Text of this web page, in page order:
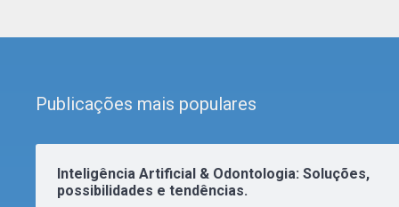
Publicações mais populares
Inteligência Artificial & Odontologia: Soluções,
possibilidades e tendências.